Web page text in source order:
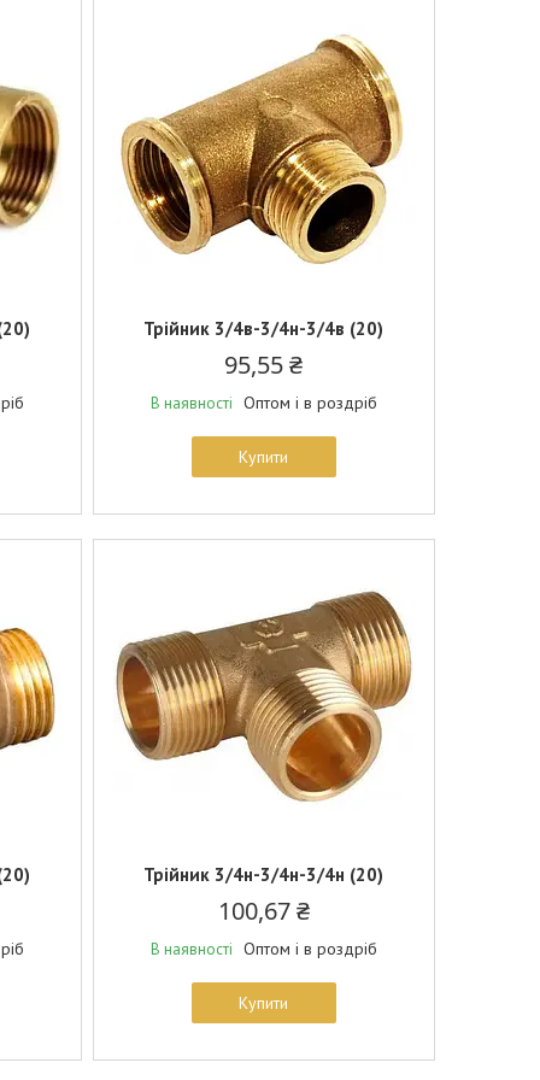
Трійник 3/4в-3/4н-3/4в (20)
95,55 ₴
В наявності Оптом і в роздріб
Купити
Трійник 3/4н-3/4н-3/4н (20)
100,67 ₴
В наявності Оптом і в роздріб
Купити